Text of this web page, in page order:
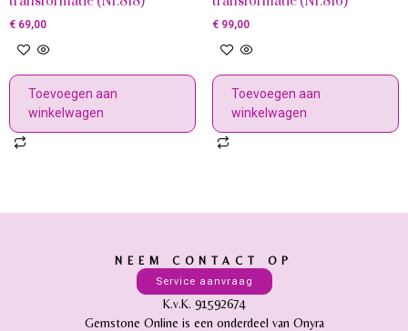
€ 69,00
Toevoegen aan
winkelwagen
€99,00
Toevoegen aan
winkelwagen
NEEM CONTACT OP
Service aanvraag
K.v.K. 91592674
Gemstone Online is een onderdeel van Onyra